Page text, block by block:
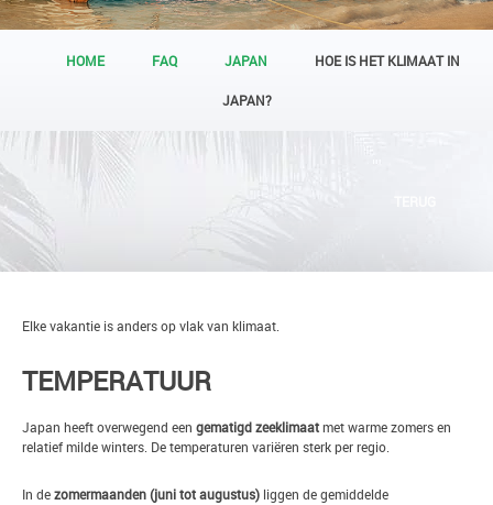
HOME FAQ JAPAN HOE IS HET KLIMAAT IN
JAPAN?
Elke vakantie is anders op vlak van klimaat.
TEMPERATUUR
Japan heeft overwegend een gematigd zeeklimaatmet warme zomers en
relatief milde winters. De temperaturen variëren sterk per regio.
In dezomermaanden (juni tot augustus) liggen de gemiddelde